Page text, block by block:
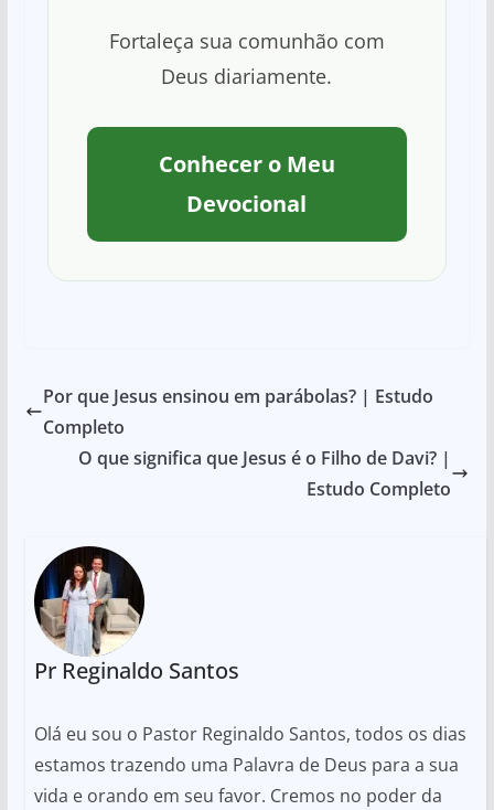
Fortaleça sua comunhão com
Deus diariamente.
Conhecer o Meu
Devocional
Por que Jesus ensinou em parábolas? | Estudo
Completo
O que significa que Jesus é o Filho de Davi? |
Estudo Completo
Pr Reginaldo Santos
Olá eu sou o Pastor Reginaldo Santos, todos os dias
estamos trazendo uma Palavra de Deus para a sua
vida e orando em seu favor. Cremos no poder da